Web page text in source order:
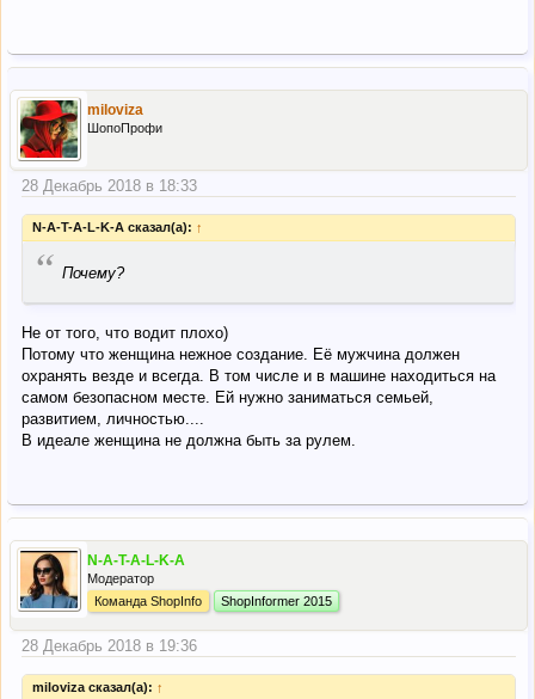
miloviza
ШопоПрофи
28 Декабрь 2018 в 18:33
N-A-T-A-L-K-A сказал(а): ↑
“ Почему?
Не от того, что водит плохо)
Потому что женщина нежное создание. Её мужчина должен
охранять везде и всегда. В том числе и в машине находиться на
самом безопасном месте. Ей нужно заниматься семьей,
развитием, личностью....
В идеале женщина не должна быть за рулем.
N-A-T-A-L-K-A
Модератор
Команда ShopInfo
ShopInformer 2015
28 Декабрь 2018 в 19:36
miloviza сказал(а): ↑